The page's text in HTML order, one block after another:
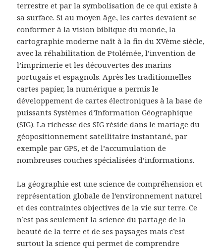
terrestre et par la symbolisation de ce qui existe à
sa surface. Si au moyen âge, les cartes devaient se
conformer à la vision biblique du monde, la
cartographie moderne naît à la fin du XVème siècle,
avec la réhabilitation de Ptolémée, l’invention de
l’imprimerie et les découvertes des marins
portugais et espagnols. Après les traditionnelles
cartes papier, la numérique a permis le
développement de cartes électroniques à la base de
puissants Systèmes d’Information Géographique
(SIG). La richesse des SIG réside dans le mariage du
géopositionnement satellitaire instantané, par
exemple par GPS, et de l’accumulation de
nombreuses couches spécialisées d’informations.
La géographie est une science de compréhension et
représentation globale de l’environnement naturel
et des contraintes objectives de la vie sur terre. Ce
n’est pas seulement la science du partage de la
beauté de la terre et de ses paysages mais c’est
surtout la science qui permet de comprendre